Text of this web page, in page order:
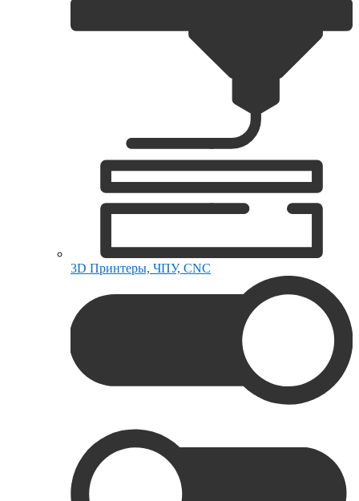
3D Принтеры, ЧПУ, CNC